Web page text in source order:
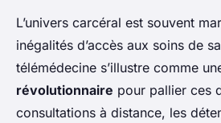
L’univers carcéral est souvent
inégalités d’accès aux soins de
télémédecine s’illustre comme
révolutionnaire pour pallier ces
consultations à distance, les